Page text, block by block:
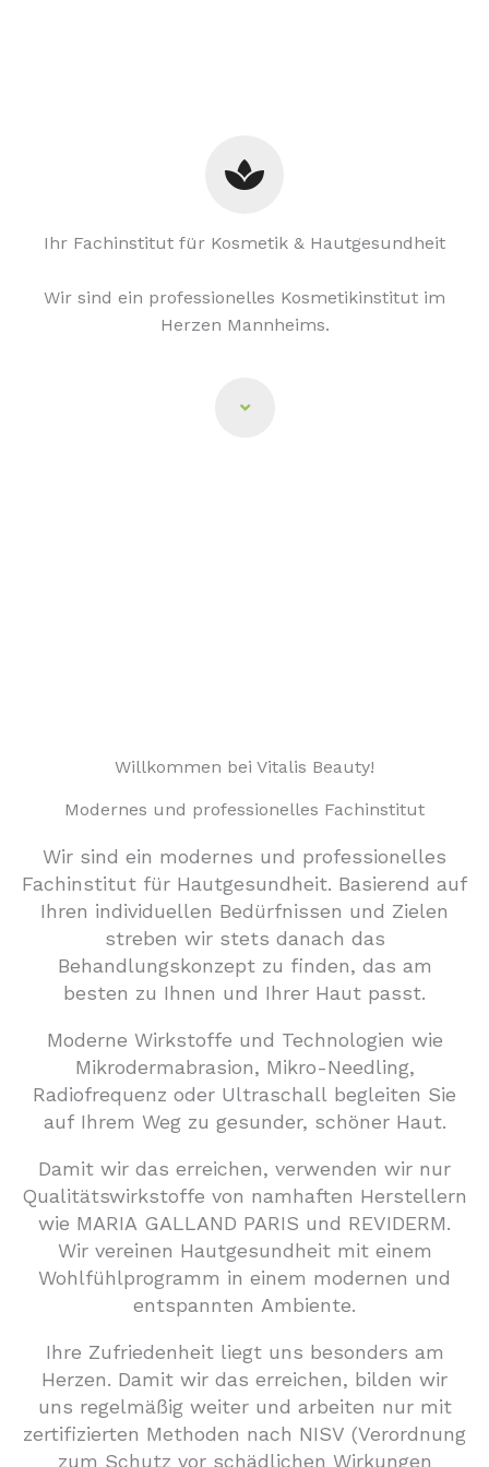
Ihr Fachinstitut für Kosmetik & Hautgesundheit
Wir sind ein professionelles Kosmetikinstitut im
Herzen Mannheims.
Willkommen bei Vitalis Beauty!
Modernes und professionelles Fachinstitut
Wir sind ein modernes und professionelles
Fachinstitut für Hautgesundheit. Basierend auf
Ihren individuellen Bedürfnissen und Zielen
streben wir stets danach das
Behandlungskonzept zu finden, das am
besten zu Ihnen und Ihrer Haut passt.
Moderne Wirkstoffe und Technologien wie
Mikrodermabrasion, Mikro-Needling,
Radiofrequenz oder Ultraschall begleiten Sie
auf Ihrem Weg zu gesunder, schöner Haut.
Damit wir das erreichen, verwenden wir nur
Qualitätswirkstoffe von namhaften Herstellern
wie MARIA GALLAND PARIS und REVIDERM.
Wir vereinen Hautgesundheit mit einem
Wohlfühlprogramm in einem modernen und
entspannten Ambiente.
Ihre Zufriedenheit liegt uns besonders am
Herzen. Damit wir das erreichen, bilden wir
uns regelmäßig weiter und arbeiten nur mit
zertifizierten Methoden nach NISV (Verordnung
zum Schutz vor schädlichen Wirkungen